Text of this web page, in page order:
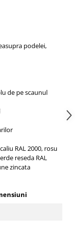
podelei,
de pe scaunul
RAL 2000, rosu
reseda RAL
zincata